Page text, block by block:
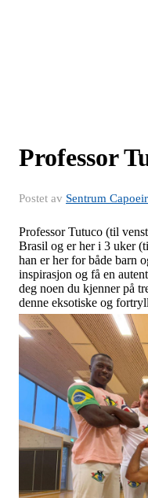
Professor
Postet av Sentrum
Professor Tutuco (til
Brasil og er her i 3 uker
han er her for både barn
inspirasjon og få en
deg noen du kjenner på
denne eksotiske og